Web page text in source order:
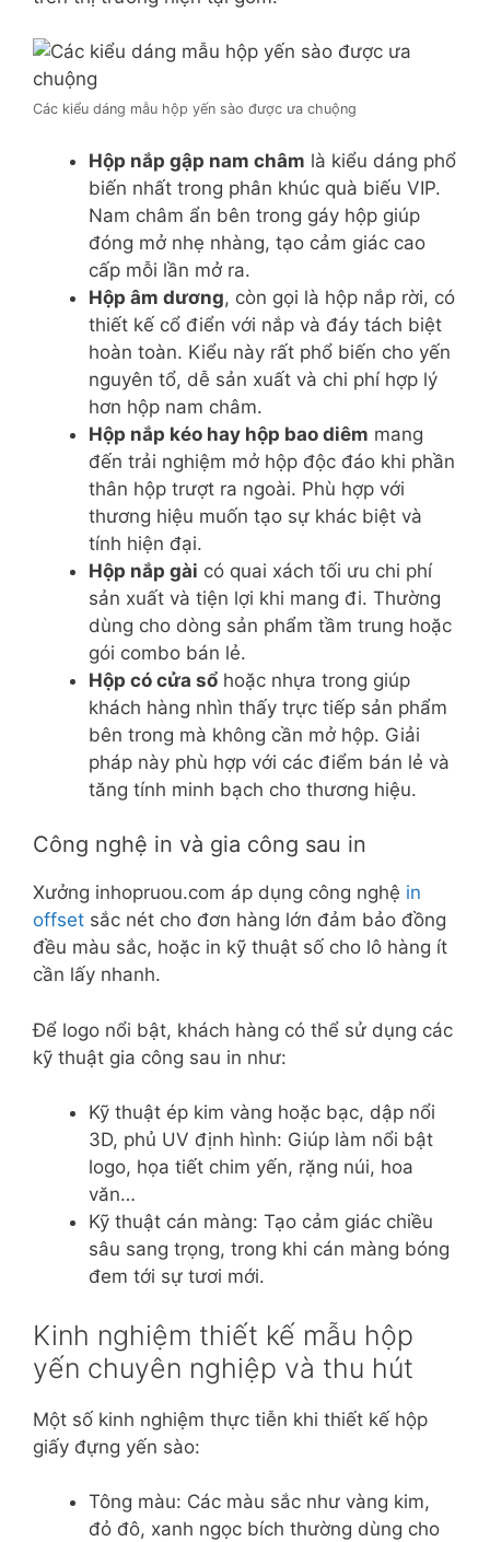
Các kiểu dáng mẫu hộp yến sào được ưa chuộng
Hộp nắp gập nam châm là kiểu dáng phổ
biến nhất trong phân khúc quà biếu VIP.
Nam châm ẩn bên trong gáy hộp giúp
đóng mở nhẹ nhàng, tạo cảm giác cao
cấp mỗi lần mở ra.
Hộp âm dương, còn gọi là hộp nắp rời, có
thiết kế cổ điển với nắp và đáy tách biệt
hoàn toàn. Kiểu này rất phổ biến cho yến
nguyên tổ, dễ sản xuất và chi phí hợp lý
hơn hộp nam châm.
Hộp nắp kéo hay hộp bao diêm mang
đến trải nghiệm mở hộp độc đáo khi phần
thân hộp trượt ra ngoài. Phù hợp với
thương hiệu muốn tạo sự khác biệt và
tính hiện đại.
Hộp nắp gài có quai xách tối ưu chi phí
sản xuất và tiện lợi khi mang đi. Thường
dùng cho dòng sản phẩm tầm trung hoặc
gói combo bán lẻ.
Hộp có cửa sổ hoặc nhựa trong giúp
khách hàng nhìn thấy trực tiếp sản phẩm
bên trong mà không cần mở hộp. Giải
pháp này phù hợp với các điểm bán lẻ và
tăng tính minh bạch cho thương hiệu.
Công nghệ in và gia công sau in
Xưởng inhopruou.com áp dụng công nghệ in
offset sắc nét cho đơn hàng lớn đảm bảo đồng
đều màu sắc, hoặc in kỹ thuật số cho lô hàng ít
cần lấy nhanh.
Để logo nổi bật, khách hàng có thể sử dụng các
kỹ thuật gia công sau in như:
Kỹ thuật ép kim vàng hoặc bạc, dập nổi
3D, phủ UV định hình: Giúp làm nổi bật
logo, họa tiết chim yến, rặng núi, hoa
văn…
Kỹ thuật cán màng: Tạo cảm giác chiều
sâu sang trọng, trong khi cán màng bóng
đem tới sự tươi mới.
Kinh nghiệm thiết kế mẫu hộp
yến chuyên nghiệp và thu hút
Một số kinh nghiệm thực tiễn khi thiết kế hộp
giấy đựng yến sào:
Tông màu: Các màu sắc như vàng kim,
đỏ đô, xanh ngọc bích thường dùng cho